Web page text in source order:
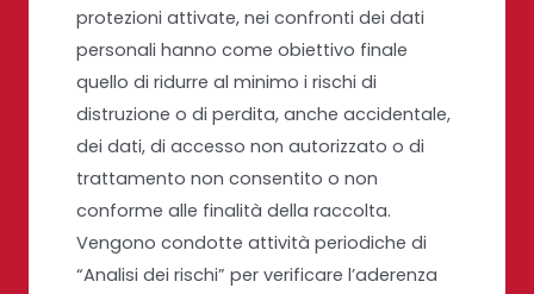
protezioni attivate, nei confronti dei dati
personali hanno come obiettivo finale
quello di ridurre al minimo i rischi di
distruzione o di perdita, anche accidentale,
dei dati, di accesso non autorizzato o di
trattamento non consentito o non
conforme alle finalità della raccolta.
Vengono condotte attività periodiche di
“Analisi dei rischi” per verificare l’aderenza